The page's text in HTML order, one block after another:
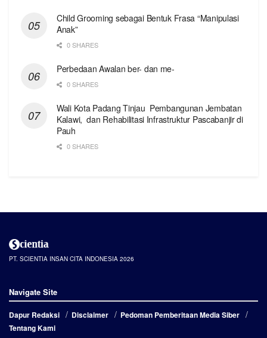
Child Grooming sebagai Bentuk Frasa “Manipulasi
Anak”
0 SHARES
Perbedaan Awalan ber- dan me-
0 SHARES
Wali Kota Padang Tinjau Pembangunan Jembatan
Kalawi, dan Rehabilitasi Infrastruktur Pascabanjir di
Pauh
0 SHARES
PT. SCIENTIA INSAN CITA INDONESIA 2026
Navigate Site
Dapur Redaksi Disclaimer
Pedoman Pemberitaan Media Siber
Tentang Kami